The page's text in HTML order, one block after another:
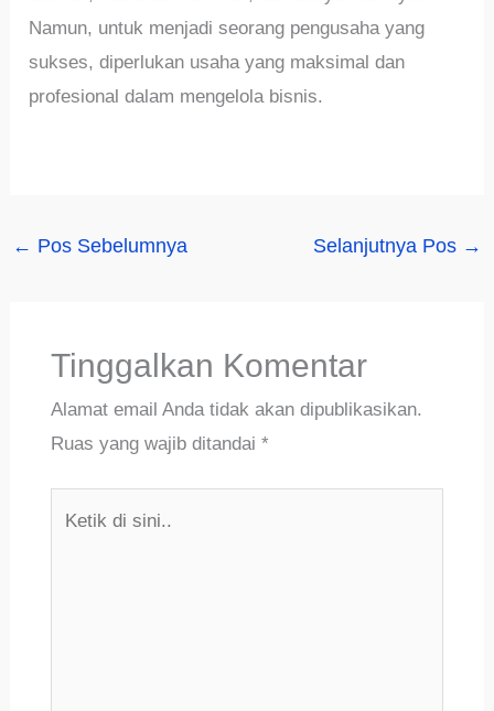
Namun, untuk menjadi seorang pengusaha yang
sukses, diperlukan usaha yang maksimal dan
profesional dalam mengelola bisnis.
← Pos Sebelumnya Selanjutnya Pos →
Tinggalkan Komentar
Alamat email Anda tidak akan dipublikasikan.
Ruas yang wajib ditandai *